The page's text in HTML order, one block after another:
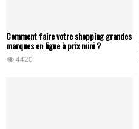
Comment faire votre shopping grandes
marques en ligne à prix mini ?
4420